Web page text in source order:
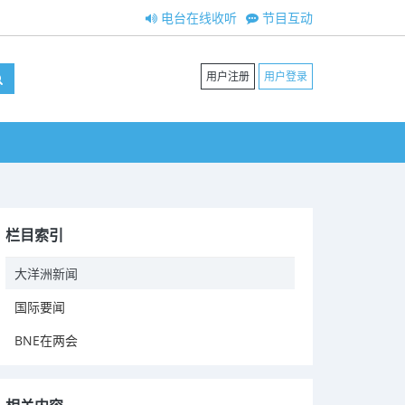
节目互动
电台在线收听
用户注册 用户登录
栏目索引
大洋洲新闻
国际要闻
BNE在两会